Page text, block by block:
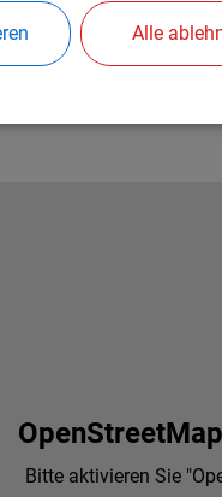
Bitte aktivieren Sie
Alle